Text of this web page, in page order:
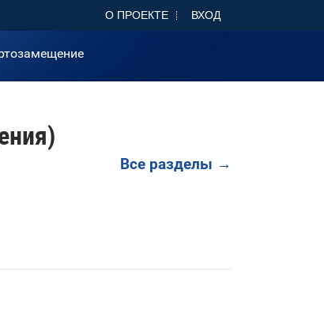
О ПРОЕКТЕ ВХОД
Все разделы →